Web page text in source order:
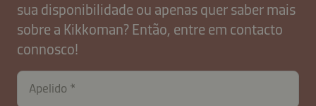
sua disponibilidade ou apenas quer saber mais
sobre a Kikkoman? Então, entre em contacto
connosco!
Apelido